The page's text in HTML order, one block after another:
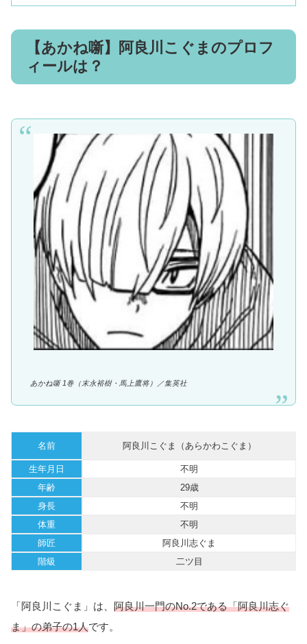
【あかね噺】阿良川こぐまのプロフ
ィールは？
あかね噺 1巻（末永裕樹・馬上鷹将 ）／集英社
名前 阿良川こぐま（あらかわこぐま）
生年月日
不明
年齢
29歳
身長
不明
体重
不明
師匠
阿良川志ぐま
階級
二ツ目
「阿良川こぐま」は、 阿良川一門のNo.2である「阿良川志ぐ
ま」の弟子の1人です。